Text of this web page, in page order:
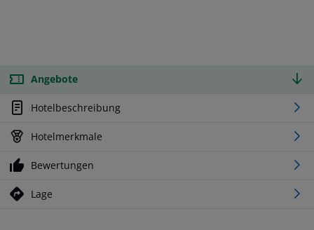
Angebote
Hotelbeschreibung
Hotelmerkmale
Bewertungen
Lage